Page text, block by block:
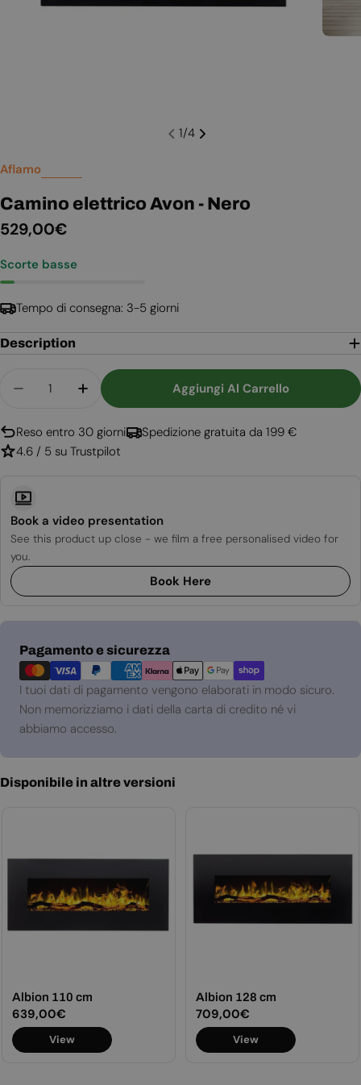
1/4
Aflamo
Camino elettrico Avon - Nero
Prezzo
529,00€
Scorte basse
Tempo di consegna: 3-5 giorni
Description
Diminuisci La Quantità Per Camino Elettrico
Aumenta La Quantità Per Camino
Aggiungi Al Carrello
Reso entro 30 giorni
Spedizione gratuita da 199 €
4.6 / 5 su Trustpilot
Book a video presentation
See this product up close - we film a free personalised video for
you.
Book Here
Pagamento e sicurezza
Metodi
di
pagamento
I tuoi dati di pagamento vengono elaborati in modo sicuro.
Non memorizziamo i dati della carta di credito né vi
abbiamo accesso.
Disponibile in altre versioni
Albion 110 cm
Prezzo
normale
639,00€
View
Albion 128 cm
Prezzo
normale
709,00€
View